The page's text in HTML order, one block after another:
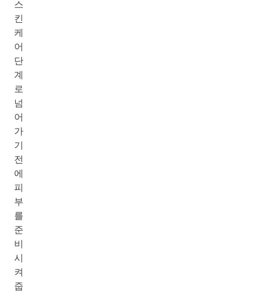
스
킨
케
어
단
계
로
넘
어
가
기
전
에
피
부
를
준
비
시
켜
줍